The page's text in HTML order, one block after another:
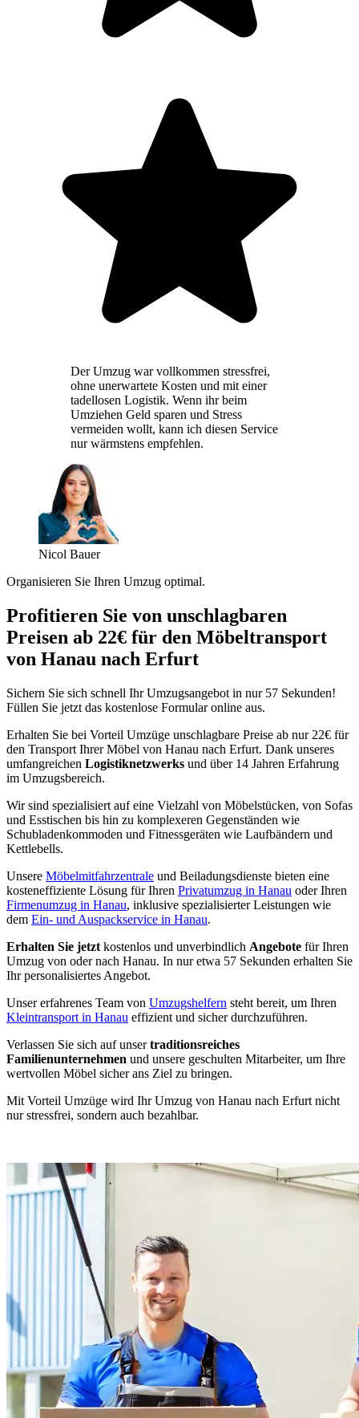
Der Umzug war vollkommen stressfrei,
ohne unerwartete Kosten und mit einer
tadellosen Logistik. Wenn ihr beim
Umziehen Geld sparen und Stress
vermeiden wollt, kann ich diesen Service
nur wärmstens empfehlen.
Nicol Bauer
Organisieren Sie Ihren Umzug optimal.
Profitieren Sie von unschlagbaren
Preisen ab 22€ für den Möbeltransport
von Hanau nach Erfurt
Sichern Sie sich schnell Ihr Umzugsangebot in nur 57 Sekunden!
Füllen Sie jetzt das kostenlose Formular online aus.
Erhalten Sie bei Vorteil Umzüge unschlagbare Preise ab nur 22€ für
den Transport Ihrer Möbel von Hanau nach Erfurt. Dank unseres
umfangreichen Logistiknetzwerks und über 14 Jahren Erfahrung
im Umzugsbereich.
Wir sind spezialisiert auf eine Vielzahl von Möbelstücken, von Sofas
und Esstischen bis hin zu komplexeren Gegenständen wie
Schubladenkommoden und Fitnessgeräten wie Laufbändern und
Kettlebells.
Unsere Möbelmitfahrzentrale und Beiladungsdienste bieten eine
kosteneffiziente Lösung für Ihren Privatumzug in Hanau oder Ihren
Firmenumzug in Hanau, inklusive spezialisierter Leistungen wie
dem Ein- und Auspackservice in Hanau.
Erhalten Sie jetzt kostenlos und unverbindlich Angebote für Ihren
Umzug von oder nach Hanau. In nur etwa 57 Sekunden erhalten Sie
Ihr personalisiertes Angebot.
Unser erfahrenes Team von Umzugshelfern steht bereit, um Ihren
Kleintransport in Hanau effizient und sicher durchzuführen.
Verlassen Sie sich auf unsertraditionsreiches
Familienunternehmen und unsere geschulten Mitarbeiter, um Ihre
wertvollen Möbel sicher ans Ziel zu bringen.
Mit Vorteil Umzüge wird Ihr Umzug von Hanau nach Erfurt nicht
nur stressfrei, sondern auch bezahlbar.